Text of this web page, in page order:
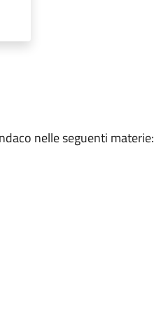
nelle seguenti materie: